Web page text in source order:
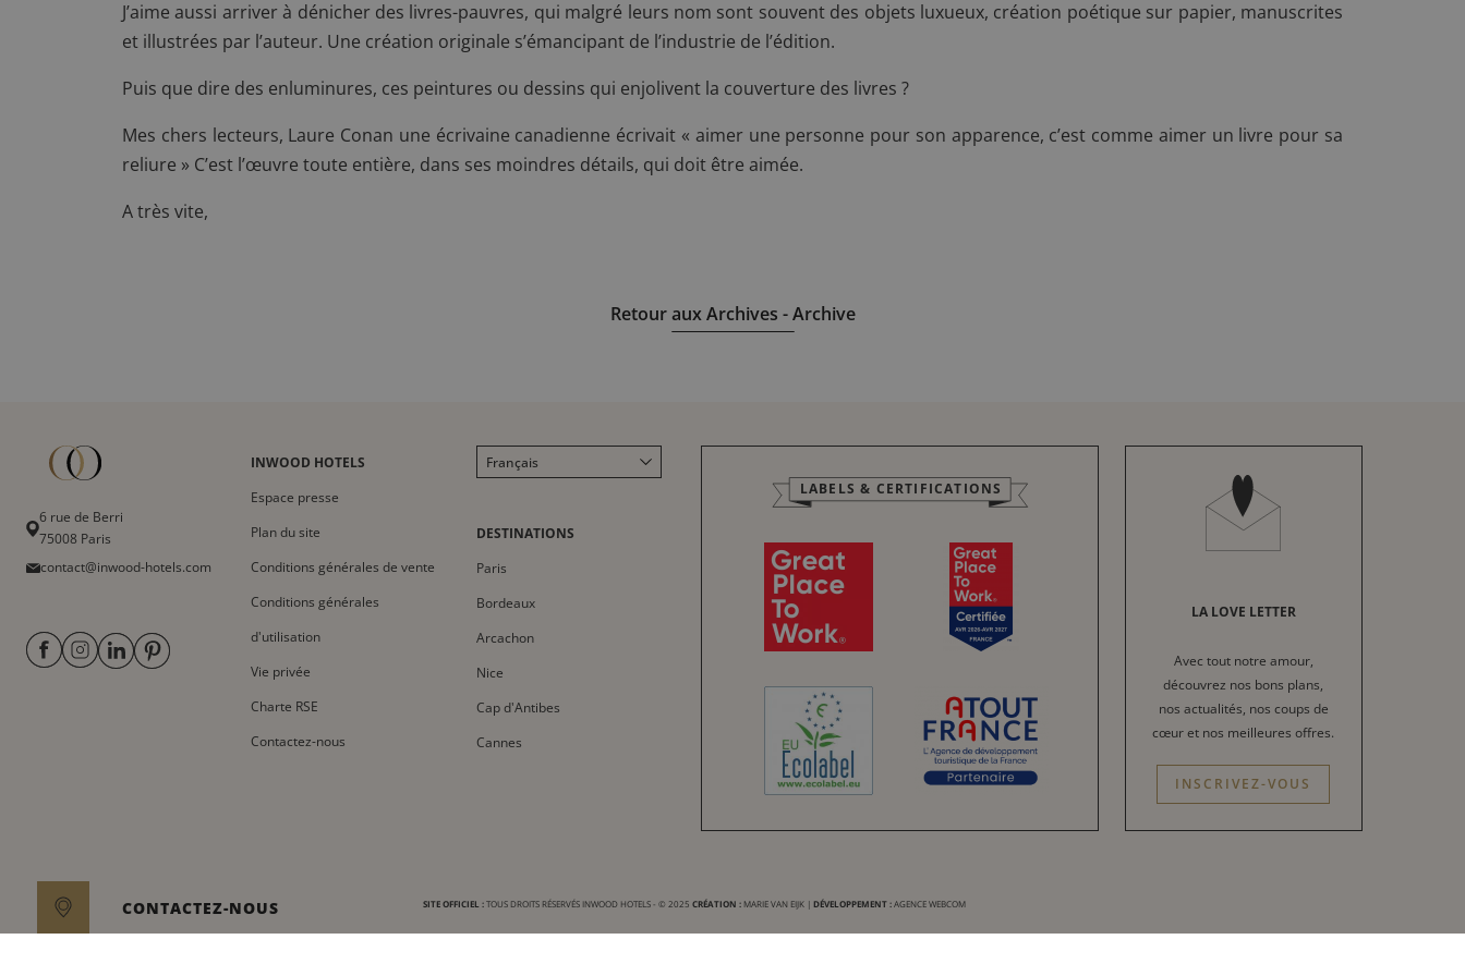
CONTACTEZ-NOUS
J’aime aussi arriver à dénicher des livres-pauvres, qui malgré leurs nom sont souvent des objets luxueux, création poétique sur papier, manuscrites
et illustrées par l’auteur. Une création originale s’émancipant de l’industrie de l’édition.
Puis que dire des enluminures, ces peintures ou dessins qui enjolivent la couverture des livres ?
Mes chers lecteurs, Laure Conan une écrivaine canadienne écrivait « aimer une personne pour son apparence, c’est comme aimer un livre pour sa
reliure » C’est l’œuvre toute entière, dans ses moindres détails, qui doit être aimée.
A très vite,
Retour aux Archives - Archive
6 rue de Berri
75008 Paris
contact@inwood-hotels.com
INWOOD HOTELS
Espace presse
Plan du site
Conditions générales de vente
Conditions générales
d'utilisation
Vie privée
Charte RSE
Contactez-nous
Français
Italiano
Deutsch
DESTINATIONS
Paris
Bordeaux
Arcachon
Nice
Cap d'Antibes
Cannes
LABELS & CERTIFICATIONS
LA LOVE LETTER
Avec tout notre amour,
découvrez nos bons plans,
nos actualités, nos coups de
cœur et nos meilleures offres.
INSCRIVEZ-VOUS
SITE OFFICIEL :TOUS DROITS RÉSERVÉS INWOOD HOTELS - © 2025 CRÉATION : MARIE VAN EIJK | DÉVELOPPEMENT :AGENCE WEBCOM